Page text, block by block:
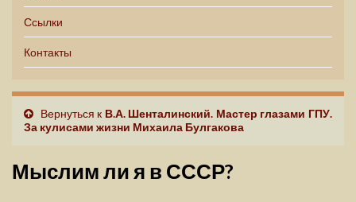
Ссылки
Контакты
Вернуться к В.А. Шенталинский. Мастер глазами ГПУ.
За кулисами жизни Михаила Булгакова
Мыслим ли я в СССР?